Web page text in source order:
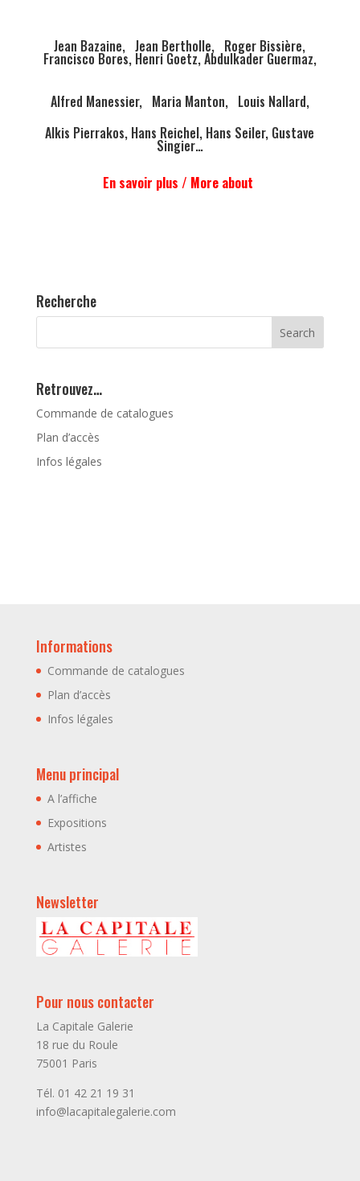
Jean Bazaine, Jean Bertholle, Roger Bissière,
Francisco Bores, Henri Goetz, Abdulkader Guermaz,
Alfred Manessier, Maria Manton, Louis Nallard,
Alkis Pierrakos, Hans Reichel, Hans Seiler, Gustave
Singier…
En savoir plus / More about
Recherche
Retrouvez…
Commande de catalogues
Plan d’accès
Infos légales
Informations
Commande de catalogues
Plan d’accès
Infos légales
Menu principal
A l’affiche
Expositions
Artistes
Newsletter
Pour nous contacter
La Capitale Galerie
18 rue du Roule
75001 Paris
Tél. 01 42 21 19 31
info@lacapitalegalerie.com